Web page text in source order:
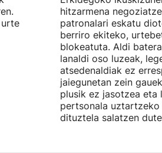
hitzarmena
patronalari eskatu
berriro ekiteko,
blokeatuta. Aldi
lanaldi oso luzeak,
atsedenaldiak ez
jaiegunetan zein
plusik ez jasotzea eta
pertsonala uztartzeko
dituztela salatzen